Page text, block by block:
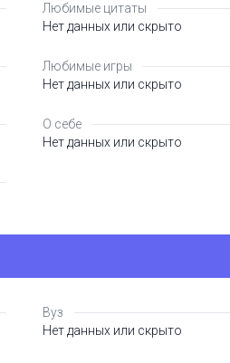
Любимые цитаты
Нет данных или скрыто
Любимые игры
Нет данных или скрыто
О себе
Нет данных или скрыто
Вуз
Нет данных или скрыто